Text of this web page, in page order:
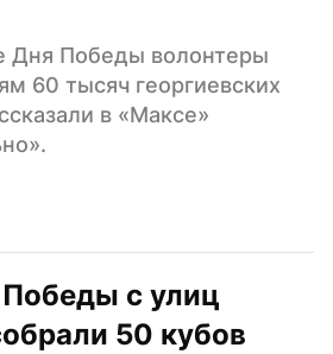
Дня Победы волонтеры
60 тысяч георгиевских
в «Максе»
с улиц
50 кубов